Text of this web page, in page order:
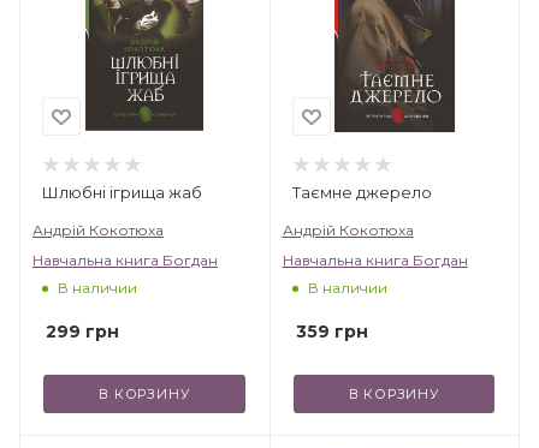
Шлюбні ігрища жаб
Андрій Кокотюха
Навчальна книга Богдан
В наличии
299 грн
В КОРЗИНУ
Таємне джерело
Андрій Кокотюха
Навчальна книга Богдан
В наличии
359 грн
В КОРЗИНУ